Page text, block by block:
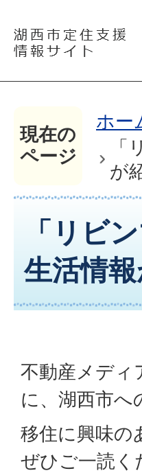
現在の
ページ
ホー
が
「リビ
生活情
不動産メディ
に、湖西市へ
移住に興味の
ぜひご一読く